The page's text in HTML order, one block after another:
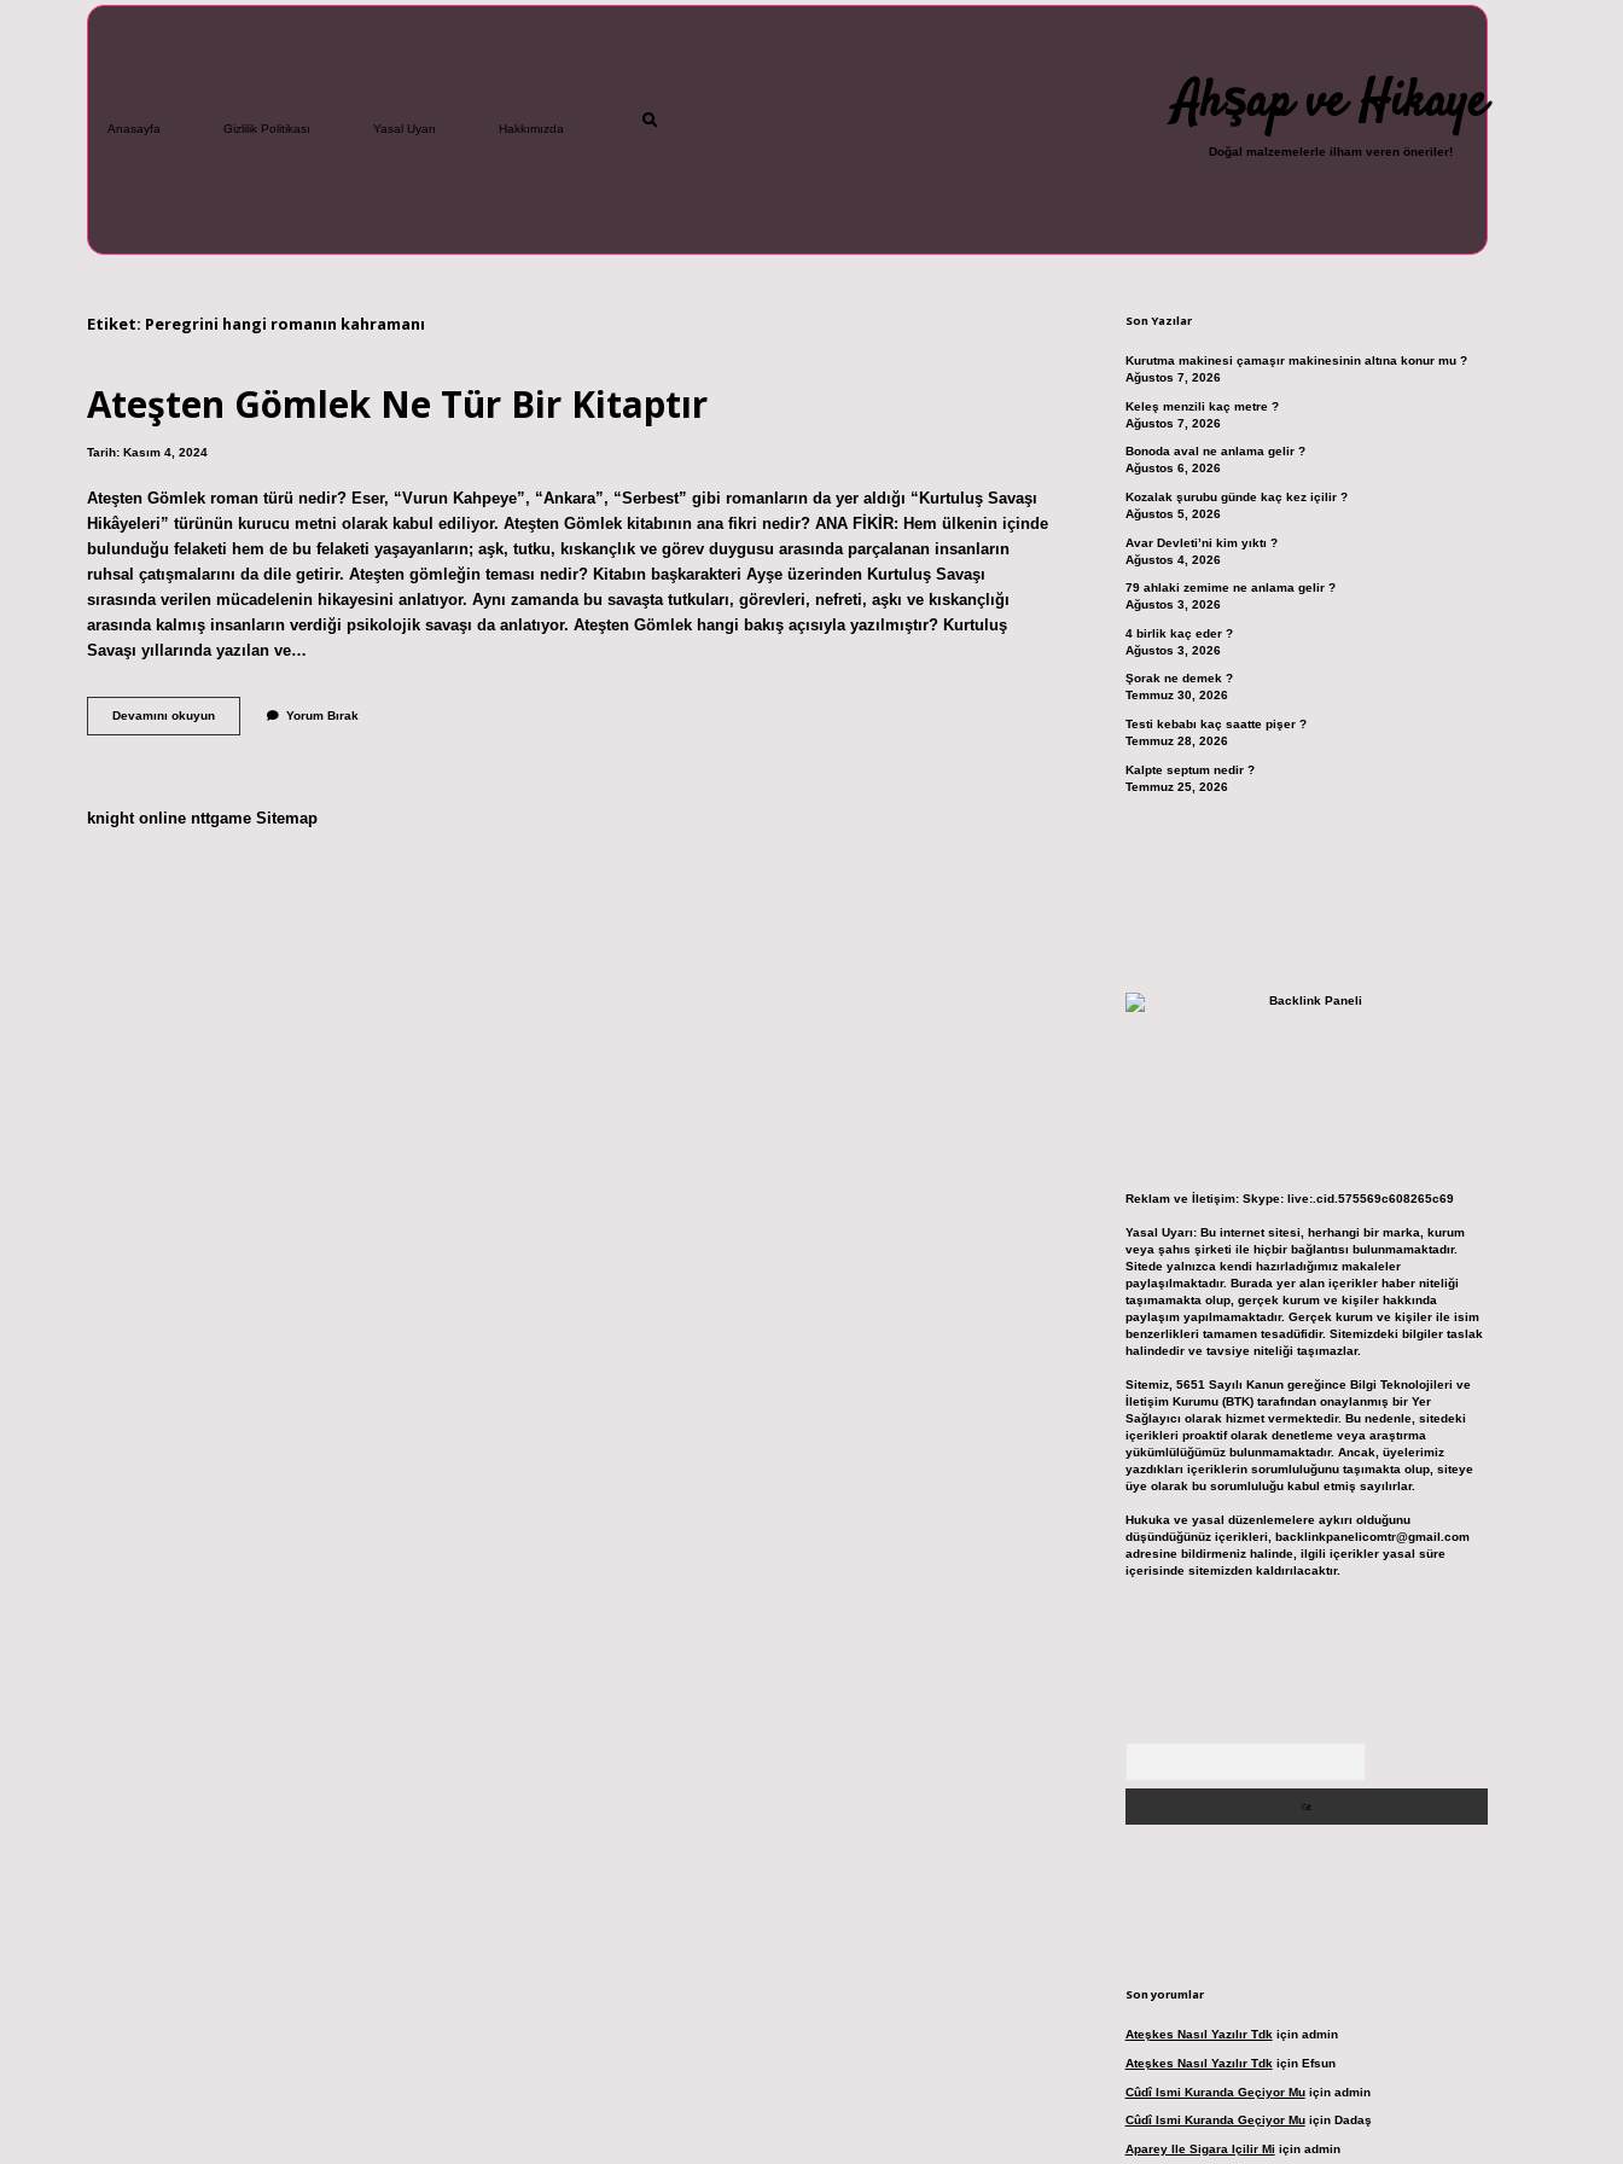
Anasayfa Gizlilik Politikası Yasal Uyarı Hakkımızda Ahşap ve Hikaye
Doğal malzemelerle ilham veren öneriler!
Etiket: Peregrini hangi romanın kahramanı
Ateşten Gömlek Ne Tür Bir Kitaptır
Tarih: Kasım 4, 2024
Ateşten Gömlek roman türü nedir? Eser, “Vurun Kahpeye”, “Ankara”, “Serbest” gibi romanların da yer aldığı “Kurtuluş Savaşı
Hikâyeleri” türünün kurucu metni olarak kabul ediliyor. Ateşten Gömlek kitabının ana fikri nedir? ANA FİKİR: Hem ülkenin içinde
bulunduğu felaketi hem de bu felaketi yaşayanların; aşk, tutku, kıskançlık ve görev duygusu arasında parçalanan insanların
ruhsal çatışmalarını da dile getirir. Ateşten gömleğin teması nedir? Kitabın başkarakteri Ayşe üzerinden Kurtuluş Savaşı
sırasında verilen mücadelenin hikayesini anlatıyor. Aynı zamanda bu savaşta tutkuları, görevleri, nefreti, aşkı ve kıskançlığı
arasında kalmış insanların verdiği psikolojik savaşı da anlatıyor. Ateşten Gömlek hangi bakış açısıyla yazılmıştır? Kurtuluş
Savaşı yıllarında yazılan ve…
Devamını okuyunAteşten
Gömlek
Yorum Bırak
knight online nttgame Sitemap
Son Yazılar
Kurutma makinesi çamaşır makinesinin altına konur mu ?
Ağustos 7, 2026
Keleş menzili kaç metre ?
Ağustos 7, 2026
Bonoda aval ne anlama gelir ?
Ağustos 6, 2026
Kozalak şurubu günde kaç kez içilir ?
Ağustos 5, 2026
Avar Devleti’ni kim yıktı ?
Ağustos 4, 2026
79 ahlaki zemime ne anlama gelir ?
Ağustos 3, 2026
4 birlik kaç eder ?
Ağustos 3, 2026
Şorak ne demek ?
Temmuz 30, 2026
Testi kebabı kaç saatte pişer ?
Temmuz 28, 2026
Kalpte septum nedir ?
Temmuz 25, 2026
Reklam ve İletişim: Skype: live:.cid.575569c608265c69
Yasal Uyarı: Bu internet sitesi, herhangi bir marka, kurum
veya şahıs şirketi ile hiçbir bağlantısı bulunmamaktadır.
Sitede yalnızca kendi hazırladığımız makaleler
paylaşılmaktadır. Burada yer alan içerikler haber niteliği
taşımamakta olup, gerçek kurum ve kişiler hakkında
paylaşım yapılmamaktadır. Gerçek kurum ve kişiler ile isim
benzerlikleri tamamen tesadüfidir. Sitemizdeki bilgiler taslak
halindedir ve tavsiye niteliği taşımazlar.
Sitemiz, 5651 Sayılı Kanun gereğince Bilgi Teknolojileri ve
İletişim Kurumu (BTK) tarafından onaylanmış bir Yer
Sağlayıcı olarak hizmet vermektedir. Bu nedenle, sitedeki
içerikleri proaktif olarak denetleme veya araştırma
yükümlülüğümüz bulunmamaktadır. Ancak, üyelerimiz
yazdıkları içeriklerin sorumluluğunu taşımakta olup, siteye
üye olarak bu sorumluluğu kabul etmiş sayılırlar.
Hukuka ve yasal düzenlemelere aykırı olduğunu
düşündüğünüz içerikleri, backlinkpanelicomtr@gmail.com
adresine bildirmeniz halinde, ilgili içerikler yasal süre
içerisinde sitemizden kaldırılacaktır.
Son yorumlar
Ateşkes Nasıl Yazılır Tdkiçin admin
Ateşkes Nasıl Yazılır Tdk için Efsun
Cûdî Ismi Kuranda Geçiyor Muiçin admin
Cûdî Ismi Kuranda Geçiyor Muiçin Dadaş
Aparey Ile Sigara Içilir Mi için admin